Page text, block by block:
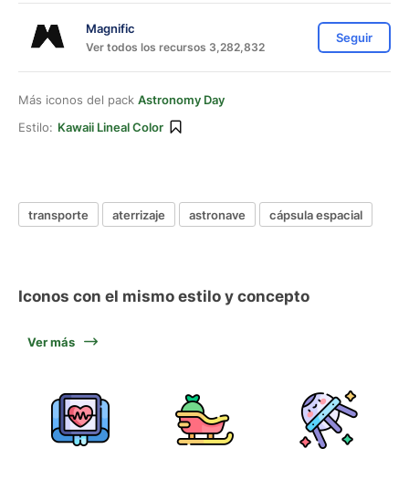
Magnific
Ver todos los recursos 3,282,832
Seguir
Más iconos del pack Astronomy Day
Estilo: Kawaii Lineal Color
transporte aterrizaje astronave cápsula espacial
Iconos con el mismo estilo y concepto
Ver más